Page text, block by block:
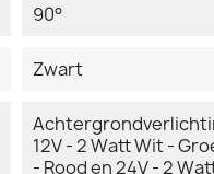
90°
Zwart
12V - 2 Watt Wit -
- Rood en 24V - 2